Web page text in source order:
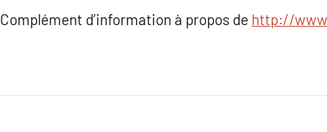
Complément d’information à propos de http://